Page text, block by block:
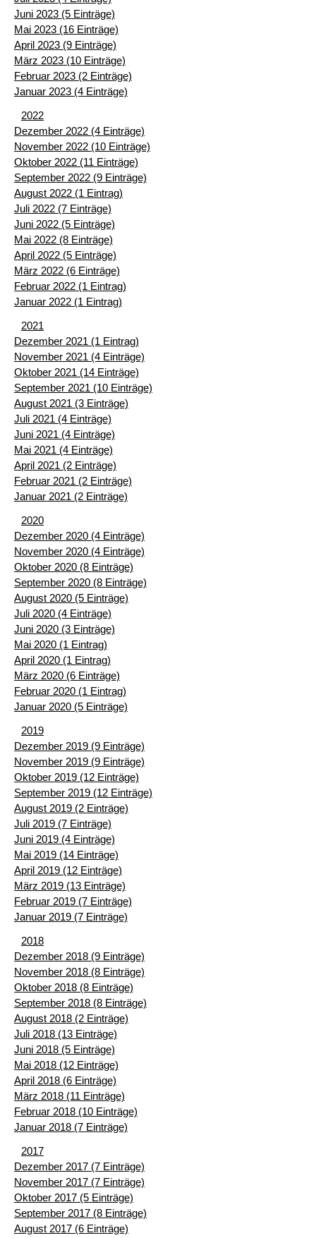
Juni 2023 (5 Einträge)
Mai 2023 (16 Einträge)
April 2023 (9 Einträge)
März 2023 (10 Einträge)
Februar 2023 (2 Einträge)
Januar 2023 (4 Einträge)
2022
Dezember 2022 (4 Einträge)
November 2022 (10 Einträge)
Oktober 2022 (11 Einträge)
September 2022 (9 Einträge)
August 2022 (1 Eintrag)
Juli 2022 (7 Einträge)
Juni 2022 (5 Einträge)
Mai 2022 (8 Einträge)
April 2022 (5 Einträge)
März 2022 (6 Einträge)
Februar 2022 (1 Eintrag)
Januar 2022 (1 Eintrag)
2021
Dezember 2021 (1 Eintrag)
November 2021 (4 Einträge)
Oktober 2021 (14 Einträge)
September 2021 (10 Einträge)
August 2021 (3 Einträge)
Juli 2021 (4 Einträge)
Juni 2021 (4 Einträge)
Mai 2021 (4 Einträge)
April 2021 (2 Einträge)
Februar 2021 (2 Einträge)
Januar 2021 (2 Einträge)
2020
Dezember 2020 (4 Einträge)
November 2020 (4 Einträge)
Oktober 2020 (8 Einträge)
September 2020 (8 Einträge)
August 2020 (5 Einträge)
Juli 2020 (4 Einträge)
Juni 2020 (3 Einträge)
Mai 2020 (1 Eintrag)
April 2020 (1 Eintrag)
März 2020 (6 Einträge)
Februar 2020 (1 Eintrag)
Januar 2020 (5 Einträge)
2019
Dezember 2019 (9 Einträge)
November 2019 (9 Einträge)
Oktober 2019 (12 Einträge)
September 2019 (12 Einträge)
August 2019 (2 Einträge)
Juli 2019 (7 Einträge)
Juni 2019 (4 Einträge)
Mai 2019 (14 Einträge)
April 2019 (12 Einträge)
März 2019 (13 Einträge)
Februar 2019 (7 Einträge)
Januar 2019 (7 Einträge)
2018
Dezember 2018 (9 Einträge)
November 2018 (8 Einträge)
Oktober 2018 (8 Einträge)
September 2018 (8 Einträge)
August 2018 (2 Einträge)
Juli 2018 (13 Einträge)
Juni 2018 (5 Einträge)
Mai 2018 (12 Einträge)
April 2018 (6 Einträge)
März 2018 (11 Einträge)
Februar 2018 (10 Einträge)
Januar 2018 (7 Einträge)
2017
Dezember 2017 (7 Einträge)
November 2017 (7 Einträge)
Oktober 2017 (5 Einträge)
September 2017 (8 Einträge)
August 2017 (6 Einträge)